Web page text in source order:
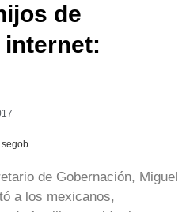
de
de Gobernación, Miguel
a los mexicanos,